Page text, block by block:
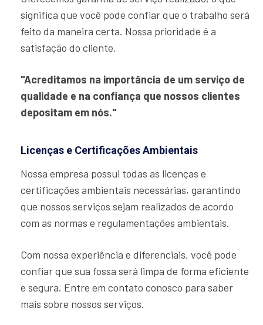
significa que você pode confiar que o trabalho será
feito da maneira certa. Nossa prioridade é a
satisfação do cliente.
"Acreditamos na importância de um serviço de
qualidade e na confiança que nossos clientes
depositam em nós."
Licenças e Certificações Ambientais
Nossa empresa possui todas as licenças e
certificações ambientais necessárias, garantindo
que nossos serviços sejam realizados de acordo
com as normas e regulamentações ambientais.
Com nossa experiência e diferenciais, você pode
confiar que sua fossa será limpa de forma eficiente
e segura. Entre em contato conosco para saber
mais sobre nossos serviços.